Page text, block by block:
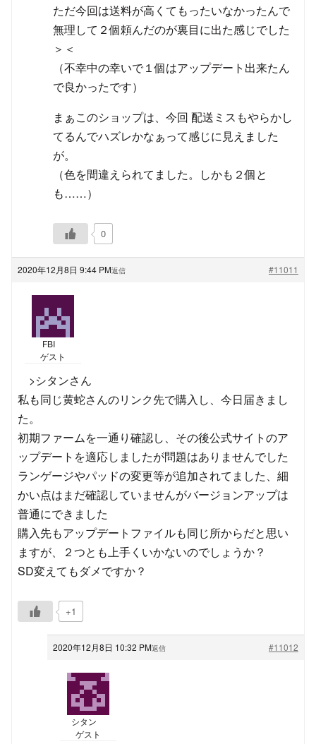
ただ今回は送料が高くてもったいなかったんで
無理して２個頼んだのが裏目に出た感じでした
＞＜
（不幸中の幸いで１個はアップデート出来たん
で良かったです）
まぁこのショップは、今回 配送ミスもやらかし
てるんでハズレかなぁって感じに見えました
が。
（色を間違えられてました。しかも２個と
も……）
0
2020年12月8日 9:44 PM #11011
返信
FBI
ゲスト
>シタンさん
私も同じ黄蛇さんのリンク先で購入し、今日届きまし
た。
初期ファームを一通り確認し、その後公式サイトのア
ップデートを適応しましたが問題はありませんでした
ランゲージやパッドの変更等が追加されてました、細
かい点はまだ確認していませんがバージョンアップは
普通にできました
購入先もアップデートファイルも同じ所からだと思い
ますが、２つとも上手くいかないのでしょうか？
SD変えてもダメですか？
+1
2020年12月8日 10:32 PM #11012
返信
シタン
ゲスト